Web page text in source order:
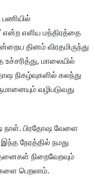
என்ற எளிய மந்திரத்தை
தினம் விரதமிருந்து
மாலையில்
நிகழ்வுகளில் கலந்து
வழிபடுவது
நாள். பிரதோஷ வேளை
நேரத்தில் நமது
நிறைவேறவும்
பெறலாம்.